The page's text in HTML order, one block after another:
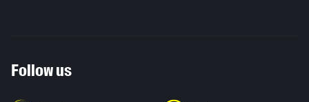
Follow us